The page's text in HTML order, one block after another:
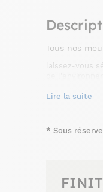
Tous nos
laissez-vous
Lire la suite
* Sous